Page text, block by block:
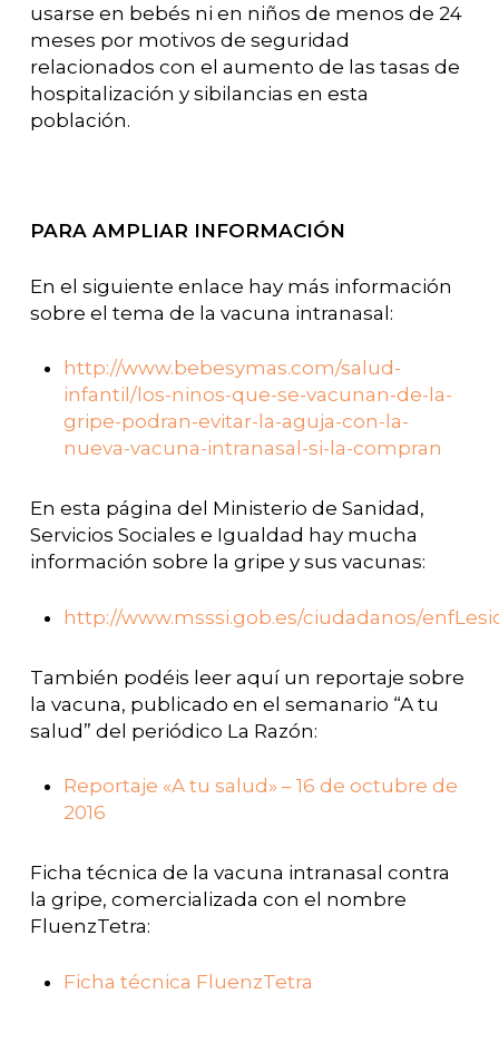
usarse en bebés ni en niños de menos de 24
meses por motivos de seguridad
relacionados con el aumento de las tasas de
hospitalización y sibilancias en esta
población.
PARA AMPLIAR INFORMACIÓN
En el siguiente enlace hay más información
sobre el tema de la vacuna intranasal:
http://www.bebesymas.com/salud-
infantil/los-ninos-que-se-vacunan-de-la-
gripe-podran-evitar-la-aguja-con-la-
nueva-vacuna-intranasal-si-la-compran
En esta página del Ministerio de Sanidad,
Servicios Sociales e Igualdad hay mucha
información sobre la gripe y sus vacunas:
http://www.msssi.gob.es/ciudadanos/
También podéis leer aquí un reportaje sobre
la vacuna, publicado en el semanario “A tu
salud” del periódico La Razón:
Reportaje «A tu salud» – 16 de octubre de
2016
Ficha técnica de la vacuna intranasal contra
la gripe, comercializada con el nombre
FluenzTetra:
Ficha técnica FluenzTetra